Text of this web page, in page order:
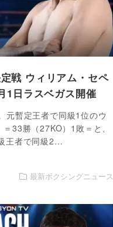
戦 ウィリアム・セペ
1日ラスベガス開催
元暫定王者で同級1位のウ
33勝（27KO）1敗＝と、
王者で同級2…
最新ボクシングニュース